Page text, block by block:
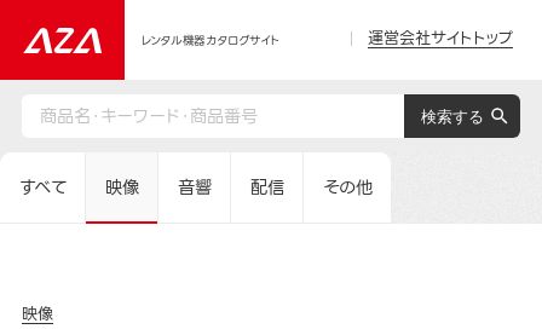
レンタル機器カタログサイト 運営会社サイトトップ
すべて 映像 音響 配信 その他
映像